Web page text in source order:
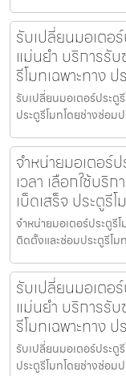
รับเปลี่ยนมอเตอ
แม่นยำ บริการรั
รีโมทเฉพาะทาง
รับเปลี่ยนมอเตอร์ประ
ประตูรีโมทโดยช่างซ่อม
จำหน่ายมอเตอร์
เวลา เลือกใช้บริ
เบ็ดเสร็จ ประตูรี
จำหน่ายมอเตอร์ประตูรี
ติดตั้งและซ่อมประตูรีโ
รับเปลี่ยนมอเตอ
แม่นยำ บริการรั
รีโมทเฉพาะทาง
รับเปลี่ยนมอเตอร์ประ
ประตูรีโมทโดยช่างซ่อม